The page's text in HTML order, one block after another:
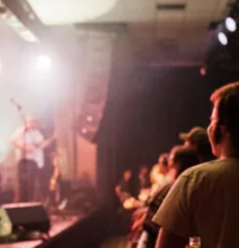
2025
–
joledag